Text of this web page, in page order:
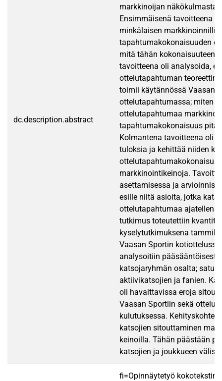
dc.description.abstract
markkinoijan näkökulmasta.
Ensimmäisenä tavoitteena
minkälaisen
tapahtumakokonaisuuden
mitä tähän kokonaisuuteen
tavoitteena oli analysoida,
ottelutapahtuman
toimii käytännössä Vaasan
ottelutapahtumassa; miten
ottelutapahtumaa
tapahtumakokonaisuus
Kolmantena tavoitteena oli
tuloksia ja kehittää niiden
markkinointikeinoja.
asettamisessa ja
esille niitä asioita, jotka
ottelutapahtumaa ajatellen.
tutkimus toteutettiin
kyselytutkimuksena
Vaasan Sportin
analysoitiin pääsääntöisesti
katsojaryhmän osalta;
aktiivikatsojien ja fanien.
oli havaittavissa eroja
Vaasan Sportiin sekä
kulutuksessa.
katsojien sitouttaminen
keinoilla. Tähän päästään
katsojien ja joukkueen
fi=Opinnäytetyö kokotekstinä